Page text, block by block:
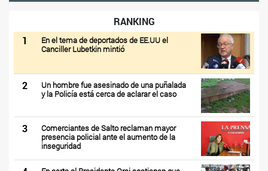
RANKING
1
En el tema de deportados de EE.UU el
Canciller Lubetkin mintió
2
Un hombre fue asesinado de una puñalada
y la Policía está cerca de aclarar el caso
3
Comerciantes de Salto reclaman mayor
presencia policial ante el aumento de la
inseguridad